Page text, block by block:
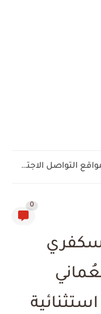
بعد تداول فيديو على مواقع التواصل الاجتماعي.. الداخلية تكشف حقيقة...
0